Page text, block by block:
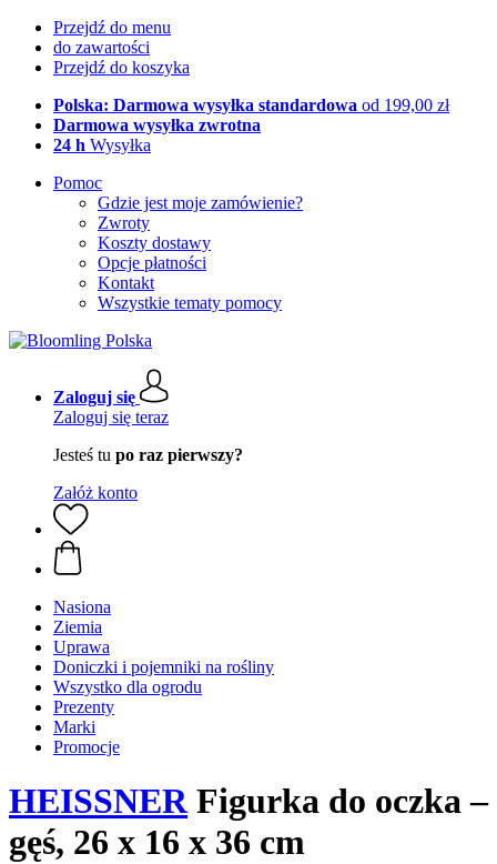
Przejdź do menu
do zawartości
Przejdź do koszyka
Polska: Darmowa wysyłka standardowa od 199,00 zł
Darmowa wysyłka zwrotna
24 h Wysyłka
Pomoc
Gdzie jest moje zamówienie?
Zwroty
Koszty dostawy
Opcje płatności
Kontakt
Wszystkie tematy pomocy
Zaloguj się
Zaloguj się teraz
Jesteś tu po raz pierwszy?
Załóż konto
Nasiona
Ziemia
Uprawa
Doniczki i pojemniki na rośliny
Wszystko dla ogrodu
Prezenty
Marki
Promocje
HEISSNERFigurka do oczka –
gęś, 26 x 16 x 36 cm